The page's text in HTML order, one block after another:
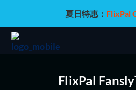
夏日特惠： FlixPal
FlixPal